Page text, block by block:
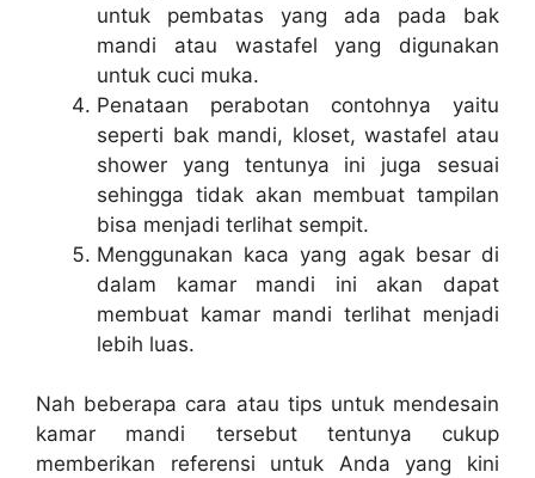
untuk pembatas yang ada pada bak
mandi atau wastafel yang digunakan
untuk cuci muka.
Penataan perabotan contohnya yaitu
seperti bak mandi, kloset, wastafel atau
shower yang tentunya ini juga sesuai
sehingga tidak akan membuat tampilan
bisa menjadi terlihat sempit.
Menggunakan kaca yang agak besar di
dalam kamar mandi ini akan dapat
membuat kamar mandi terlihat menjadi
lebih luas.
Nah beberapa cara atau tips untuk mendesain
kamar mandi tersebut tentunya cukup
memberikan referensi untuk Anda yang kini